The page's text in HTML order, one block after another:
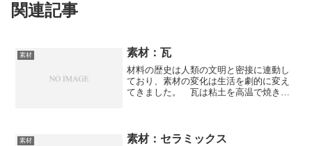
関連記事
素材 素材：瓦
材料の歴史は人類の文明と密接に連動し
ており、素材の変化は生活を劇的に変え
てきました。 瓦は粘土を高温で焼き固
かやその仕組みを知ることができます。
素材 素材：セラミックス